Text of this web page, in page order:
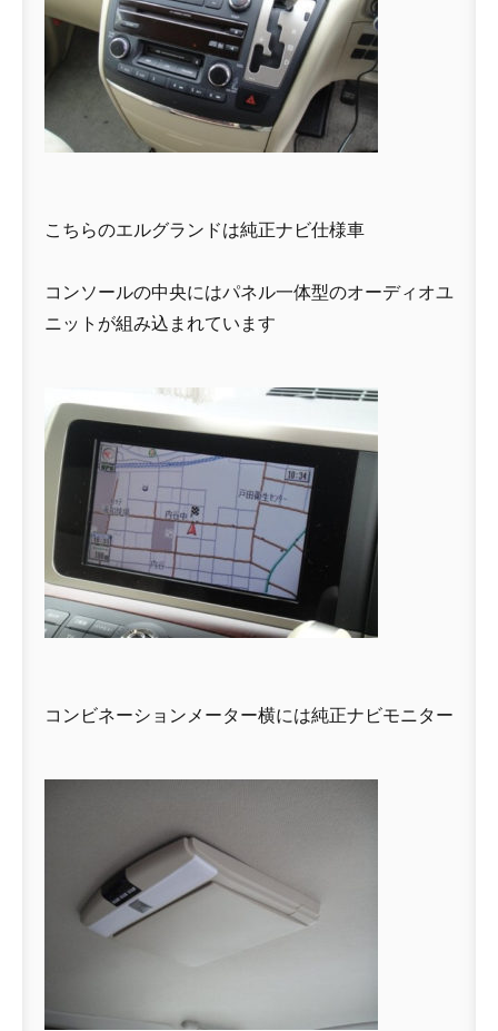
こちらのエルグランドは純正ナビ仕様車
コンソールの中央にはパネル一体型のオーディオユ
ニットが組み込まれています
コンビネーションメーター横には純正ナビモニター